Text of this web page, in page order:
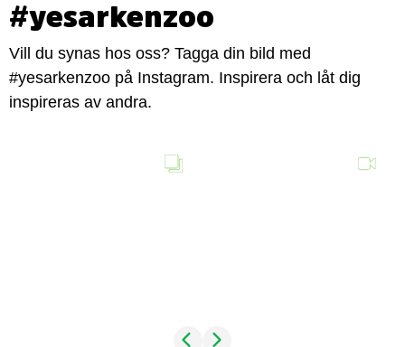
#yesarkenzoo
Vill du synas hos oss? Tagga din bild med
#yesarkenzoo på Instagram. Inspirera och låt dig
inspireras av andra.